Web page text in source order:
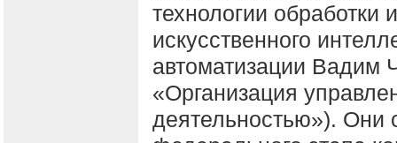
технологии обработки
искусственного
автоматизации Вадим
«Организация
деятельностью»). Они